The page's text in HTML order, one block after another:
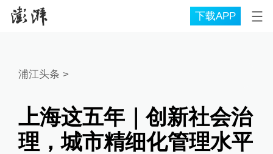
下载APP
浦江头条 >
上海这五年｜创新社会治
理，城市精细化管理水平